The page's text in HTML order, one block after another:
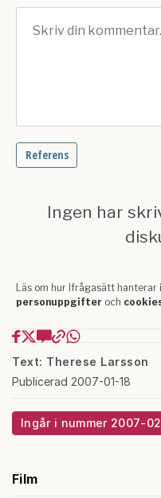
Text: Therese Larsson
Publicerad 2007-01-18
Ingår i nummer 2007-02
Film